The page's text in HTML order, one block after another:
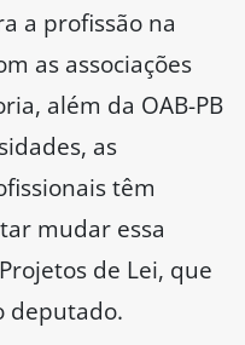
a profissão na
as associações
além da OAB-PB
as
têm
mudar essa
de Lei, que
deputado.